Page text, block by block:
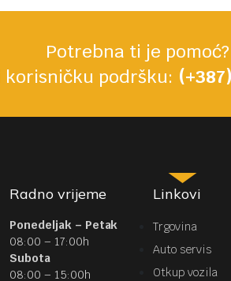
Potrebna ti je pomoć?
korisničku podršku:
Radno vrijeme
Ponedeljak – Petak
08:00 – 17:00h
Subota
08:00 – 15:00h
Linkovi
Trgovina
Auto servis
Otkup vozila